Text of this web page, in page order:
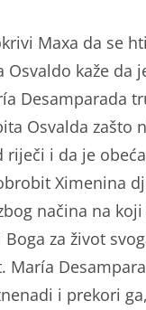
Maxa da se
Osvaldo kaže da
Desamparada
Osvalda zašto
riječi i da je
Ximenina
načina na
za život
María
i prekori